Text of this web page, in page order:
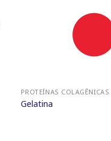
PROTEÍNAS COLAGÊNICAS
Gelatina